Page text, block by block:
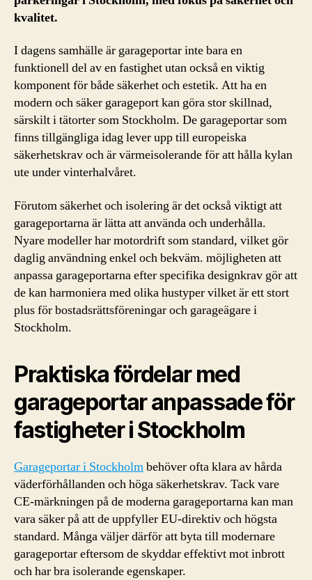
kvalitet.
I dagens samhälle är garageportar inte bara en
funktionell del av en fastighet utan också en viktig
komponent för både säkerhet och estetik. Att ha en
modern och säker garageport kan göra stor skillnad,
särskilt i tätorter som Stockholm. De garageportar som
finns tillgängliga idag lever upp till europeiska
säkerhetskrav och är värmeisolerande för att hålla kylan
ute under vinterhalvåret.
Förutom säkerhet och isolering är det också viktigt att
garageportarna är lätta att använda och underhålla.
Nyare modeller har motordrift som standard, vilket gör
daglig användning enkel och bekväm. möjligheten att
anpassa garageportarna efter specifika designkrav gör att
de kan harmoniera med olika hustyper vilket är ett stort
plus för bostadsrättsföreningar och garageägare i
Stockholm.
Praktiska fördelar med
garageportar anpassade för
fastigheter i Stockholm
Garageportar i Stockholmbehöver ofta klara av hårda
väderförhållanden och höga säkerhetskrav. Tack vare
CE-märkningen på de moderna garageportarna kan man
vara säker på att de uppfyller EU-direktiv och högsta
standard. Många väljer därför att byta till modernare
garageportar eftersom de skyddar effektivt mot inbrott
och har bra isolerande egenskaper.